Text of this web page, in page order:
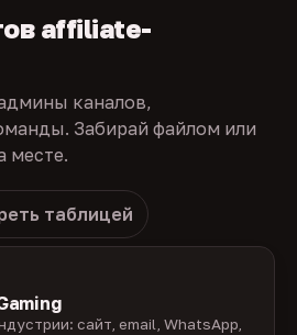
affiliate-
каналов,
Забирай файлом или
месте.
таблицей
сайт, email, WhatsApp,